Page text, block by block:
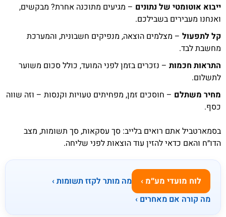
ייבוא אוטומטי של נתונים – מגיעים מתוכנה אחרת? מבקשים,
ואנחנו מעבירים בשבילכם.
קל לתפעול – מצלמים הוצאה, מנפיקים חשבונית, והמערכת
מחשבת לבד.
התראות חכמות – נזכרים בזמן לפני המועד, כולל סכום משוער
לתשלום.
מחיר משתלם – חוסכים זמן, מפחיתים טעויות וקנסות – וזה שווה
כסף.
בסמארטביל אתם רואים בלייב: סך עסקאות, סך תשומות, מצב
הדו״ח והאם כדאי להזין עוד הוצאות לפני שליחה.
לוח מועדי מע״מ ›
מה מותר לקזז תשומות ›
מה קורה אם מאחרים ›